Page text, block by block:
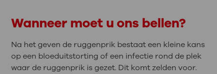
Wanneer moet u ons bellen?
Na het geven de ruggenprik bestaat een kleine kans
op een bloeduitstorting of een infectie rond de plek
waar de ruggenprik is gezet. Dit komt zelden voor.